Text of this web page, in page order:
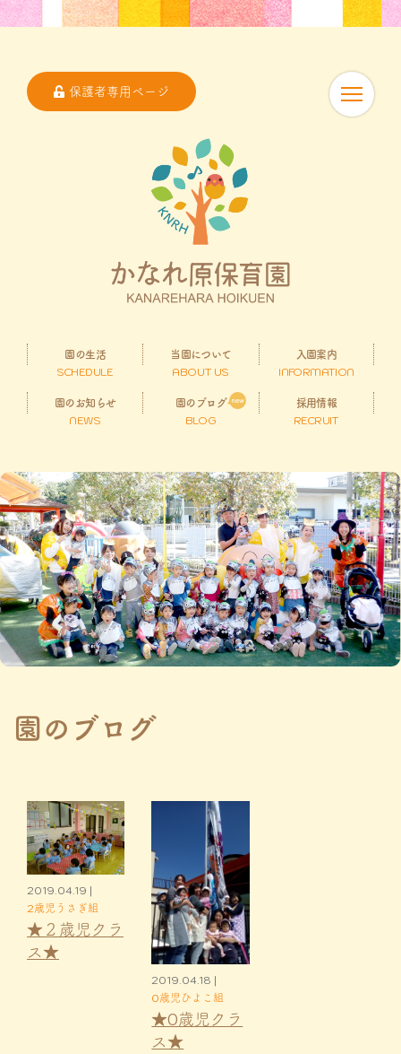
保護者専用ページ
園の生活
SCHEDULE
当園について
ABOUT US
入園案内
INFORMATION
園のお知らせ
NEWS
園のブログ
BLOG
採用情報
RECRUIT
園のブログ
2019.04.19 |
2歳児うさぎ組
★２歳児クラ
ス★
2019.04.18 |
0歳児ひよこ組
★0歳児クラ
ス★